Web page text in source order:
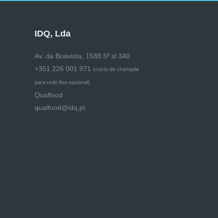
IDQ, Lda
Av. da Boavista, 1588 5º sl 340
+351 226 001 971 (custo de chamada
para rede fixa nacional)
Qualfood
qualfood@idq.pt